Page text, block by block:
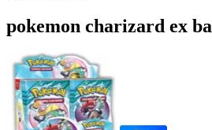
pokemon charizard ex